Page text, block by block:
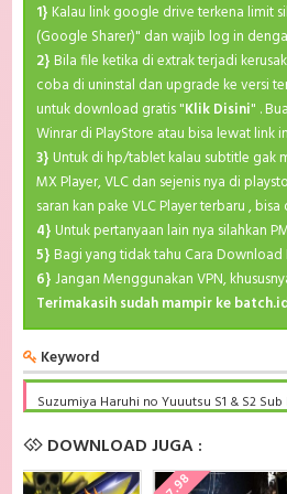
1} Kalau link google drive terkena limit
(Google Sharer)" dan wajib log in
2} Bila file ketika di extrak terjadi
coba di uninstal dan upgrade ke versi
untuk download gratis "Klik Disini" .
Winrar di PlayStore atau bisa lewat link
3} Untuk di hp/tablet kalau subtitle gak
MX Player, VLC dan sejenis nya di
saran kan pake VLC Player terbaru ,
4} Untuk pertanyaan lain nya silahkan
5} Bagi yang tidak tahu Cara Download
6}Jangan Menggunakan VPN,
Terimakasih sudah mampir ke
Keyword
Suzumiya Haruhi no Yuuutsu S1 & S2
Haruhi no Yuuutsu S1 & S2 Sub Indo
Yuuutsu S1 & S2 BD Subtitle Indonesia
Haruhi no Yuuutsu S1 & S2 Sub indo batch
Haruhi no Yuuutsu S1 & S2 batch subtitle
DOWNLOAD JUGA :
7.98